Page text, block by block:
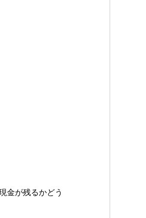
金が残るかどう